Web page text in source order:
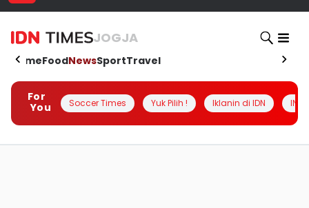
JOGJA
HomeFoodNewsSportTravel
For
You
Soccer Times Yuk Pilih ! Iklanin di IDN